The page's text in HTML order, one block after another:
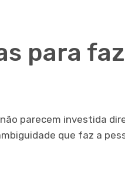
para
parecem investida
que faz a